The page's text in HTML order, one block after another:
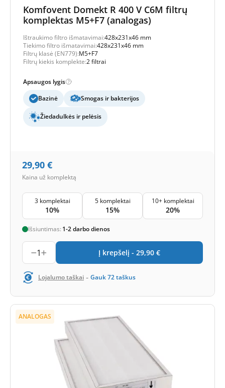
Komfovent Domekt R 400 V C6M filtrų
komplektas M5+F7 (analogas)
Ištraukimo filtro išmatavimai:428x231x46 mm
Tiekimo filtro išmatavimai:428x231x46 mm
Filtrų klasė (EN779):M5+F7
Filtrų kiekis komplekte:2 filtrai
Apsaugos lygis
Bazinė
Smogas ir bakterijos
Žiedadulkės ir pelėsis
29,90 €
Kaina už komplektą
3 komplektai
10%
5 komplektai
15%
10+ komplektai
20%
Išsiuntimas: 1-2 darbo dienos
1 Į krepšelį - 29,90 €
Lojalumo taškai - Gauk72taškus
ANALOGAS